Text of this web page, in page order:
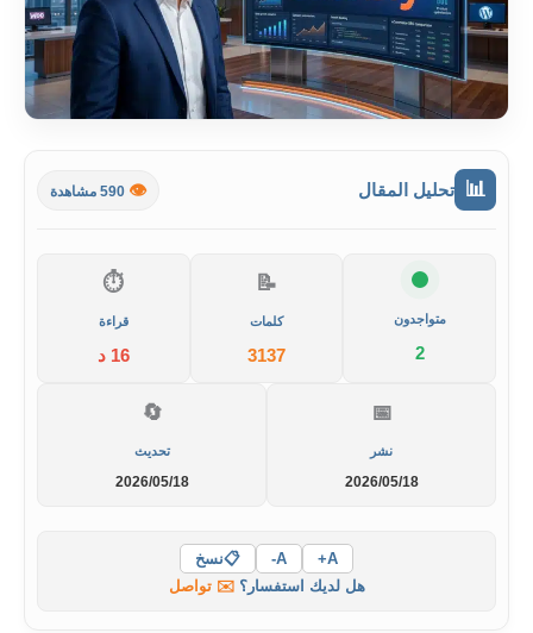
📊 تحليل المقال 👁️
متواجدون
2
📝
كلمات
3137
⏱️
قراءة
16 د
📅
نشر
2026/05/18
🔄
تحديث
2026/05/18
A+
A-
📋نسخ
هل لديك استفسار؟✉️ تواصل